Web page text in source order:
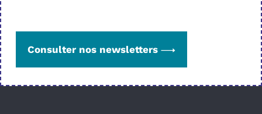
Consulter nos newsletters